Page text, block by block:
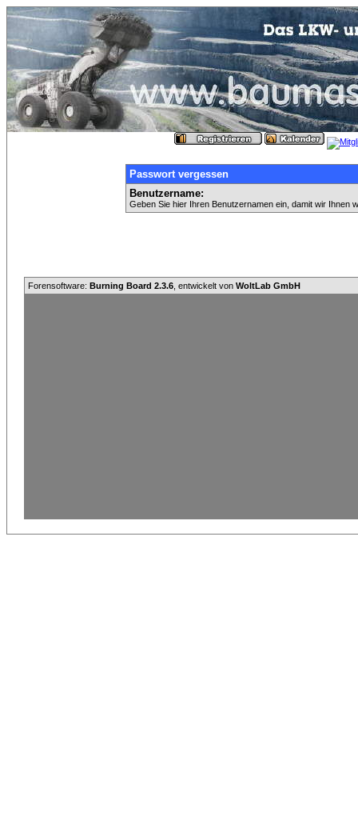
Passwort vergessen
Benutzername:
Geben Sie hier Ihren Benutzernamen ein, damit wir Ihnen
Forensoftware: Burning Board 2.3.6 , entwickelt von WoltLab GmbH